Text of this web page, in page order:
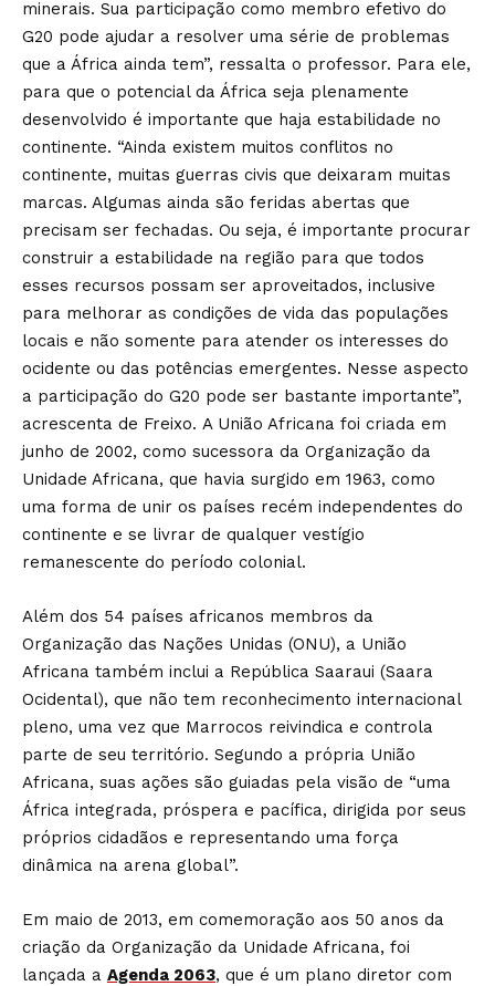
minerais. Sua participação como membro efetivo do
G20 pode ajudar a resolver uma série de problemas
que a África ainda tem”, ressalta o professor. Para ele,
para que o potencial da África seja plenamente
desenvolvido é importante que haja estabilidade no
continente. “Ainda existem muitos conflitos no
continente, muitas guerras civis que deixaram muitas
marcas. Algumas ainda são feridas abertas que
precisam ser fechadas. Ou seja, é importante procurar
construir a estabilidade na região para que todos
esses recursos possam ser aproveitados, inclusive
para melhorar as condições de vida das populações
locais e não somente para atender os interesses do
ocidente ou das potências emergentes. Nesse aspecto
a participação do G20 pode ser bastante importante”,
acrescenta de Freixo. A União Africana foi criada em
junho de 2002, como sucessora da Organização da
Unidade Africana, que havia surgido em 1963, como
uma forma de unir os países recém independentes do
continente e se livrar de qualquer vestígio
remanescente do período colonial.
Além dos 54 países africanos membros da
Organização das Nações Unidas (ONU), a União
Africana também inclui a República Saaraui (Saara
Ocidental), que não tem reconhecimento internacional
pleno, uma vez que Marrocos reivindica e controla
parte de seu território. Segundo a própria União
Africana, suas ações são guiadas pela visão de “uma
África integrada, próspera e pacífica, dirigida por seus
próprios cidadãos e representando uma força
dinâmica na arena global”.
Em maio de 2013, em comemoração aos 50 anos da
criação da Organização da Unidade Africana, foi
lançada a Agenda 2063, que é um plano diretor com